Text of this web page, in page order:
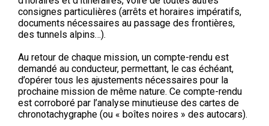
consignes particulières (arrêts et horaires impératifs,
documents nécessaires au passage des frontières,
des tunnels alpins…).
Au retour de chaque mission, un compte-rendu est
demandé au conducteur, permettant, le cas échéant,
d’opérer tous les ajustements nécessaires pour la
prochaine mission de même nature. Ce compte-rendu
est corroboré par l’analyse minutieuse des cartes de
chronotachygraphe (ou « boîtes noires » des autocars).